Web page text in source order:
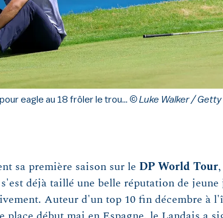
eagle au 18 frôler le trou... © Luke Walker / Getty
sa première saison sur le DP World Tour,
déjà taillé une belle réputation de jeune
Auteur d'un top 10 fin décembre à